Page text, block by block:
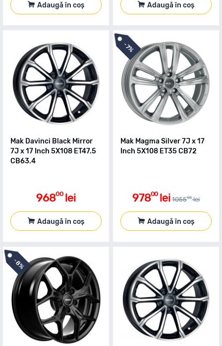
Adaugă în coș Adaugă în coș
Mak Davinci Black Mirror
7J x 17 Inch 5X108 ET47.5
CB63.4
96800 lei
Adaugă în coș
-
7%
Mak Magma Silver 7J x 17
Inch 5X108 ET35 CB72
97800 lei 105500 lei
Adaugă în coș
-
8%